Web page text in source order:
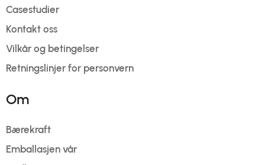
Casestudier
Kontakt oss
Vilkår og betingelser
Retningslinjer for personvern
Om
Bærekraft
Emballasjen vår